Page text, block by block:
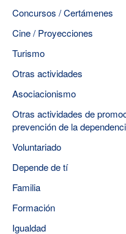
Concursos / Certámenes
Cine / Proyecciones
Turismo
Otras actividades
Asociacionismo
Otras actividades de
prevención de la
Voluntariado
Depende de tí
Familia
Formación
Igualdad